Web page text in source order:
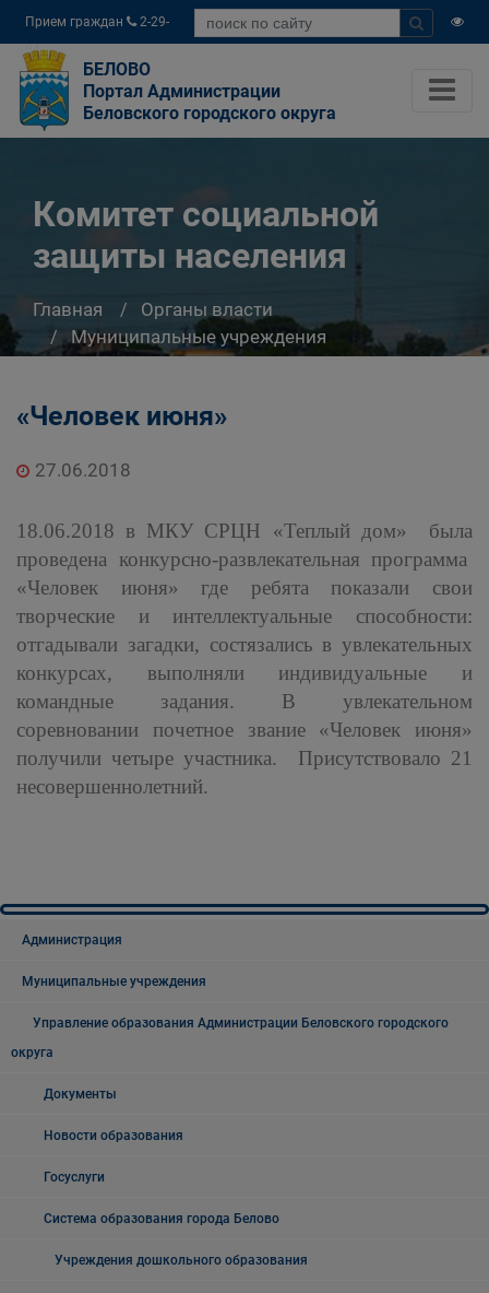
Прием граждан
2-29-
04
БЕЛОВО
Портал Администрации
Беловского городского округа
Комитет социальной
защиты населения
Главная
Органы власти
Муниципальные учреждения
Комитет социальной защиты населения
«Человек июня»
27.06.2018
18.06.2018 в МКУ СРЦН «Теплый дом» была
проведена конкурсно-развлекательная программа
«Человек июня» где ребята показали свои
творческие и интеллектуальные способности:
отгадывали загадки, состязались в увлекательных
конкурсах, выполняли индивидуальные и
командные задания. В увлекательном
соревновании почетное звание «Человек июня»
получили четыре участника. Присутствовало 21
несовершеннолетний.
Администрация
Муниципальные учреждения
Управление образования Администрации Беловского городского
округа
Документы
Новости образования
Госуслуги
Система образования города Белово
Учреждения дошкольного образования